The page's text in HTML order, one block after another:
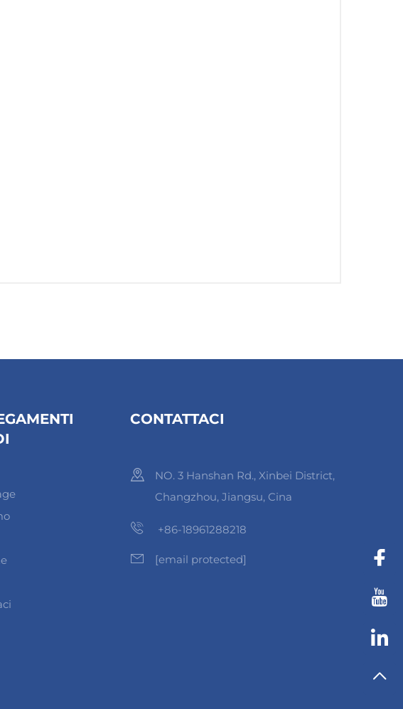
CONTATTACI
NO. 3 Hanshan Rd., Xinbei District,
Changzhou, Jiangsu, Cina
+86-18961288218
[email protected]